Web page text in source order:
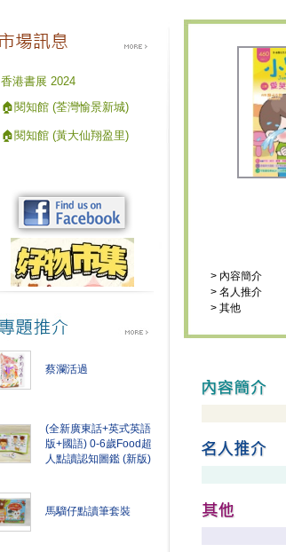
香港書展 2024
🏠閱知館 (荃灣愉景新城)
🏠閱知館 (黃大仙翔盈里)
蔡瀾活過
(全新廣東話+英式英語
版+國語) 0-6歲Food超
人點讀認知圖鑑 (新版)
馬騮仔點讀筆套裝
> 內容簡介
> 名人推介
> 其他